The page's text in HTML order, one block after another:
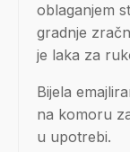
oblaganjem
gradnje
je laka za
Bijela
na komoru
u upotrebi.